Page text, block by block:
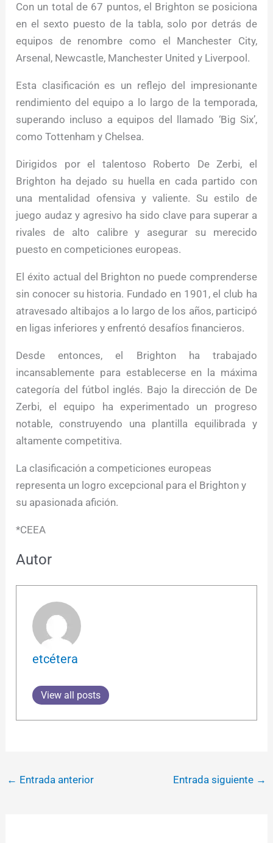
Con un total de 67 puntos, el Brighton se posiciona
en el sexto puesto de la tabla, solo por detrás de
equipos de renombre como el Manchester City,
Arsenal, Newcastle, Manchester United y Liverpool.
Esta clasificación es un reflejo del impresionante
rendimiento del equipo a lo largo de la temporada,
superando incluso a equipos del llamado ‘Big Six’,
como Tottenham y Chelsea.
Dirigidos por el talentoso Roberto De Zerbi, el
Brighton ha dejado su huella en cada partido con
una mentalidad ofensiva y valiente. Su estilo de
juego audaz y agresivo ha sido clave para superar a
rivales de alto calibre y asegurar su merecido
puesto en competiciones europeas.
El éxito actual del Brighton no puede comprenderse
sin conocer su historia. Fundado en 1901, el club ha
atravesado altibajos a lo largo de los años, participó
en ligas inferiores y enfrentó desafíos financieros.
Desde entonces, el Brighton ha trabajado
incansablemente para establecerse en la máxima
categoría del fútbol inglés. Bajo la dirección de De
Zerbi, el equipo ha experimentado un progreso
notable, construyendo una plantilla equilibrada y
altamente competitiva.
La clasificación a competiciones europeas
representa un logro excepcional para el Brighton y
su apasionada afición.
*CEEA
Autor
etcétera
View all posts
← Entrada anterior Entrada siguiente →